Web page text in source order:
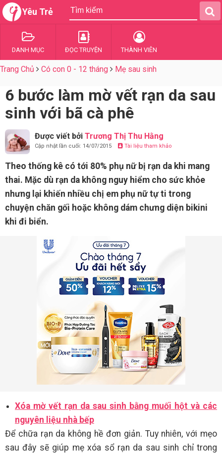
Yêu Trẻ
DANH MỤC ĐỌC TRUYỆN THÀNH VIÊN
Trang Chủ Có con 0 - 12 tháng Mẹ sau sinh
6 bước làm mờ vết rạn da sau
sinh với bã cà phê
Được viết bởi Trương Thị Thu Hằng
Cập nhật lần cuối: 14/07/2015 Tài liệu tham khảo
Theo thống kê có tới 80% phụ nữ bị rạn da khi mang
thai. Mặc dù rạn da không nguy hiểm cho sức khỏe
nhưng lại khiến nhiều chị em phụ nữ tự ti trong
chuyện chăn gối hoặc không dám chưng diện bikini
khi đi biển.
Xóa mờ vết rạn da sau sinh bằng muối hột và các
nguyên liệu nhà bếp
Để chữa rạn da không hề đơn giản. Tuy nhiên, với mẹo
sau đây sẽ giúp mẹ xóa sổ rạn da sau sinh chỉ trong